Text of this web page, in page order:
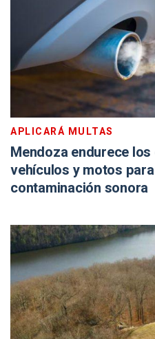
APLICARÁ MULTAS
Mendoza endurece
vehículos y motos
contaminación sonora